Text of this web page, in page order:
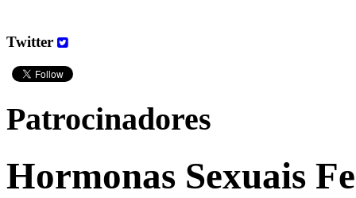
Twitter
Patrocinadores
Hormonas Sexuais